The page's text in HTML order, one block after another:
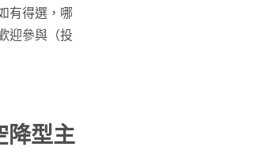
有得選，哪
迎參與（投
降型主